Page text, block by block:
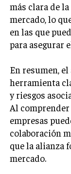
DERECHO
ÉXITO
NEGOCIOS
más clara de
mercado, lo
en las que
para asegurar
En resumen,
herramienta
y riesgos
Al
empresas
colaboración
que la alianza
mercado.